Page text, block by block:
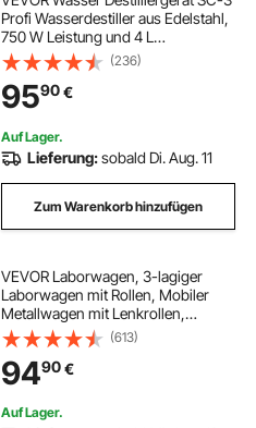
Profi Wasserdestiller aus Edelstahl,
750 W Leistung und 4 L
Fassungsvermögen
Wasserdestilliergerät, für Labors,
Krankenhäuser, Büros,
Destillationseffizienz 1L / h
(236)
9590€
Auf Lager.
Lieferung:sobald Di. Aug. 11
Zum Warenkorb hinzufügen
VEVOR Laborwagen, 3-lagiger
Laborwagen mit Rollen, Mobiler
Metallwagen mit Lenkrollen,
Servierwagen Klinikwagen mit
Tablett und 100 kg Tragkraft, für
Labor, Klinik, Schönheitssalon
(613)
9490€
Auf Lager.